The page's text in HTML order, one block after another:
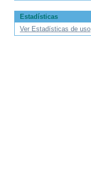
Estadísticas
Ver Estadísticas de uso